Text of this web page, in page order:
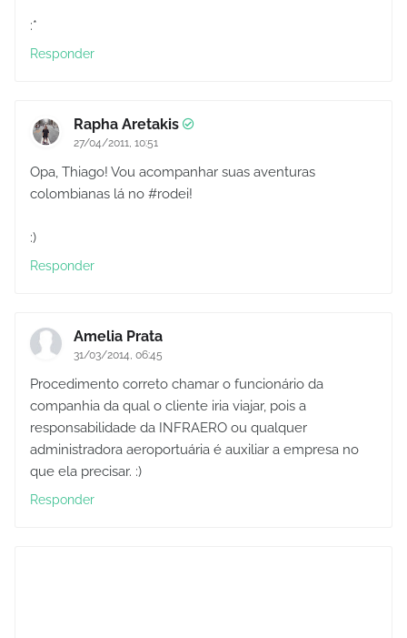
:*
Responder
Rapha Aretakis
27/04/2011, 10:51
Opa, Thiago! Vou acompanhar suas aventuras
colombianas lá no #rodei!
:)
Responder
Amelia Prata
31/03/2014, 06:45
Procedimento correto chamar o funcionário da
companhia da qual o cliente iria viajar, pois a
responsabilidade da INFRAERO ou qualquer
administradora aeroportuária é auxiliar a empresa no
que ela precisar. :)
Responder